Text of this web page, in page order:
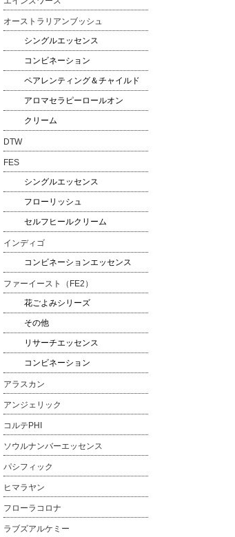
オーストラリアンブッシュ
シングルエッセンス
コンビネーション
ペアレンティング＆チャイルド
アロマセラピーロールオン
クリーム
DTW
FES
シングルエッセンス
フローリッシュ
セルフヒールクリーム
インディゴ
コンビネーションエッセンス
ファーイースト（FE2）
花ごよみシリーズ
その他
リサーチエッセンス
コンビネーション
アラスカン
アンジェリック
コルテPHI
ソウルナンバーエッセンス
パシフィック
ヒマラヤン
フローラコロナ
ラブズアルケミー